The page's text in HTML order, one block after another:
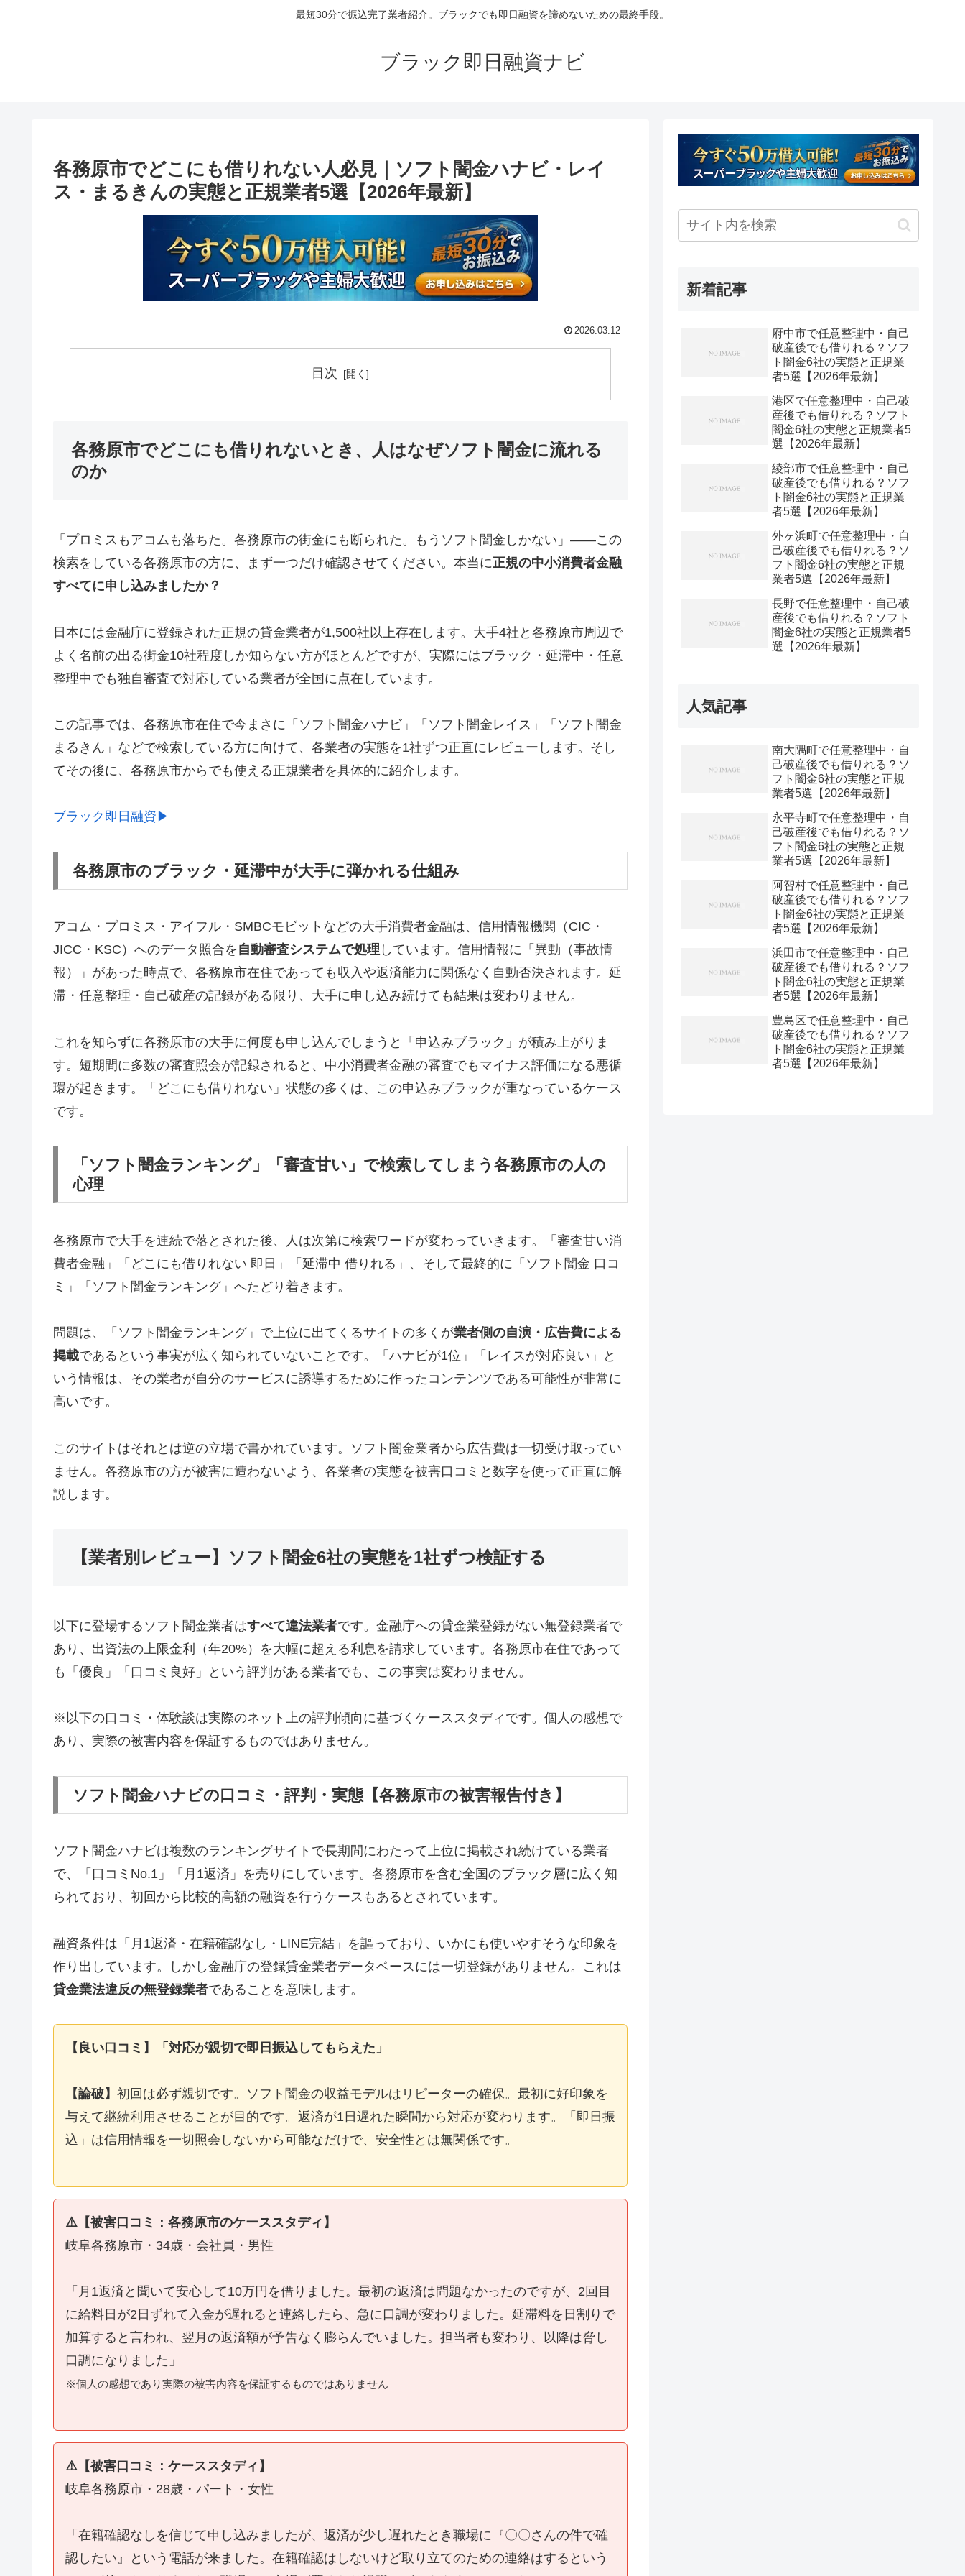
最短30分で振込完了業者紹介。ブラックでも即日融資を諦めないための最終手段。
ブラック即日融資ナビ
各務原市でどこにも借りれない人必見｜ソフト闇金ハナビ・レイ
ス・まるきんの実態と正規業者5選【2026年最新】
2026.03.12
目次
各務原市でどこにも借りれないとき、人はなぜソフト闇金に流れる
のか
「プロミスもアコムも落ちた。各務原市の街金にも断られた。もうソフト闇金しかない」——この
検索をしている各務原市の方に、まず一つだけ確認させてください。本当に正規の中小消費者金融
すべてに申し込みましたか？
日本には金融庁に登録された正規の貸金業者が1,500社以上存在します。大手4社と各務原市周辺で
よく名前の出る街金10社程度しか知らない方がほとんどですが、実際にはブラック・延滞中・任意
整理中でも独自審査で対応している業者が全国に点在しています。
この記事では、各務原市在住で今まさに「ソフト闇金ハナビ」「ソフト闇金レイス」「ソフト闇金
まるきん」などで検索している方に向けて、各業者の実態を1社ずつ正直にレビューします。そし
てその後に、各務原市からでも使える正規業者を具体的に紹介します。
ブラック即日融資▶
各務原市のブラック・延滞中が大手に弾かれる仕組み
アコム・プロミス・アイフル・SMBCモビットなどの大手消費者金融は、信用情報機関（CIC・
JICC・KSC）へのデータ照合を 自動審査システムで処理 しています。信用情報に「異動（事故情
報）」があった時点で、各務原市在住であっても収入や返済能力に関係なく自動否決されます。延
滞・任意整理・自己破産の記録がある限り、大手に申し込み続けても結果は変わりません。
これを知らずに各務原市の大手に何度も申し込んでしまうと「申込みブラック」が積み上がりま
す。短期間に多数の審査照会が記録されると、中小消費者金融の審査でもマイナス評価になる悪循
環が起きます。「どこにも借りれない」状態の多くは、この申込みブラックが重なっているケース
です。
「ソフト闇金ランキング」「審査甘い」で検索してしまう各務原市の人の
心理
各務原市で大手を連続で落とされた後、人は次第に検索ワードが変わっていきます。「審査甘い消
費者金融」「どこにも借りれない 即日」「延滞中 借りれる」、そして最終的に「ソフト闇金 口コ
ミ」「ソフト闇金ランキング」へたどり着きます。
問題は、「ソフト闇金ランキング」で上位に出てくるサイトの多くが業者側の自演・広告費による
掲載であるという事実が広く知られていないことです。「ハナビが1位」「レイスが対応良い」と
いう情報は、その業者が自分のサービスに誘導するために作ったコンテンツである可能性が非常に
高いです。
このサイトはそれとは逆の立場で書かれています。ソフト闇金業者から広告費は一切受け取ってい
ません。各務原市の方が被害に遭わないよう、各業者の実態を被害口コミと数字を使って正直に解
説します。
【業者別レビュー】ソフト闇金6社の実態を1社ずつ検証する
以下に登場するソフト闇金業者はすべて違法業者です。金融庁への貸金業登録がない無登録業者で
あり、出資法の上限金利（年20%）を大幅に超える利息を請求しています。各務原市在住であって
も「優良」「口コミ良好」という評判がある業者でも、この事実は変わりません。
※以下の口コミ・体験談は実際のネット上の評判傾向に基づくケーススタディです。個人の感想で
あり、実際の被害内容を保証するものではありません。
ソフト闇金ハナビの口コミ・評判・実態【各務原市の被害報告付き】
ソフト闇金ハナビは複数のランキングサイトで長期間にわたって上位に掲載され続けている業者
で、「口コミNo.1」「月1返済」を売りにしています。各務原市を含む全国のブラック層に広く知
られており、初回から比較的高額の融資を行うケースもあるとされています。
融資条件は「月1返済・在籍確認なし・LINE完結」を謳っており、いかにも使いやすそうな印象を
作り出しています。しかし金融庁の登録貸金業者データベースには一切登録がありません。これは
貸金業法違反の無登録業者であることを意味します。
【良い口コミ】「対応が親切で即日振込してもらえた」
【論破】 初回は必ず親切です。ソフト闇金の収益モデルはリピーターの確保。最初に好印象を
与えて継続利用させることが目的です。返済が1日遅れた瞬間から対応が変わります。「即日振
込」は信用情報を一切照会しないから可能なだけで、安全性とは無関係です。
⚠️【被害口コミ：各務原市のケーススタディ】
岐阜各務原市・34歳・会社員・男性
「月1返済と聞いて安心して10万円を借りました。最初の返済は問題なかったのですが、2回目
に給料日が2日ずれて入金が遅れると連絡したら、急に口調が変わりました。延滞料を日割りで
加算すると言われ、翌月の返済額が予告なく膨らんでいました。担当者も変わり、以降は脅し
口調になりました」
※個人の感想であり実際の被害内容を保証するものではありません
⚠️【被害口コミ：ケーススタディ】
岐阜各務原市・28歳・パート・女性
「在籍確認なしを信じて申し込みましたが、返済が少し遅れたとき職場に『〇〇さんの件で確
認したい』という電話が来ました。在籍確認はしないけど取り立てのための連絡はするという
新着記事
府中市で任意整理中・自己
破産後でも借りれる？ソフ
ト闇金6社の実態と正規業
者5選【2026年最新】
港区で任意整理中・自己破
産後でも借りれる？ソフト
闇金6社の実態と正規業者5
選【2026年最新】
綾部市で任意整理中・自己
破産後でも借りれる？ソフ
ト闇金6社の実態と正規業
者5選【2026年最新】
外ヶ浜町で任意整理中・自
己破産後でも借りれる？ソ
フト闇金6社の実態と正規
業者5選【2026年最新】
長野で任意整理中・自己破
産後でも借りれる？ソフト
闇金6社の実態と正規業者5
選【2026年最新】
人気記事
南大隅町で任意整理中・自
己破産後でも借りれる？ソ
フト闇金6社の実態と正規
業者5選【2026年最新】
永平寺町で任意整理中・自
己破産後でも借りれる？ソ
フト闇金6社の実態と正規
業者5選【2026年最新】
阿智村で任意整理中・自己
破産後でも借りれる？ソフ
ト闇金6社の実態と正規業
者5選【2026年最新】
浜田市で任意整理中・自己
破産後でも借りれる？ソフ
ト闇金6社の実態と正規業
者5選【2026年最新】
豊島区で任意整理中・自己
破産後でも借りれる？ソフ
ト闇金6社の実態と正規業
者5選【2026年最新】